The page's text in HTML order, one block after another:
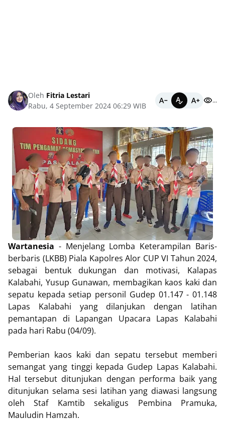
Oleh Fitria Lestari
Rabu, 4 September 2024 06:29 WIB
...
Wartanesia - Menjelang Lomba Keterampilan Baris-
berbaris (LKBB) Piala Kapolres Alor CUP VI Tahun 2024,
sebagai bentuk dukungan dan motivasi, Kalapas
Kalabahi, Yusup Gunawan, membagikan kaos kaki dan
sepatu kepada setiap personil Gudep 01.147 - 01.148
Lapas Kalabahi yang dilanjukan dengan latihan
pemantapan di Lapangan Upacara Lapas Kalabahi
pada hari Rabu (04/09).
Pemberian kaos kaki dan sepatu tersebut memberi
semangat yang tinggi kepada Gudep Lapas Kalabahi.
Hal tersebut ditunjukan dengan performa baik yang
ditunjukan selama sesi latihan yang diawasi langsung
oleh Staf Kamtib sekaligus Pembina Pramuka,
Mauludin Hamzah.